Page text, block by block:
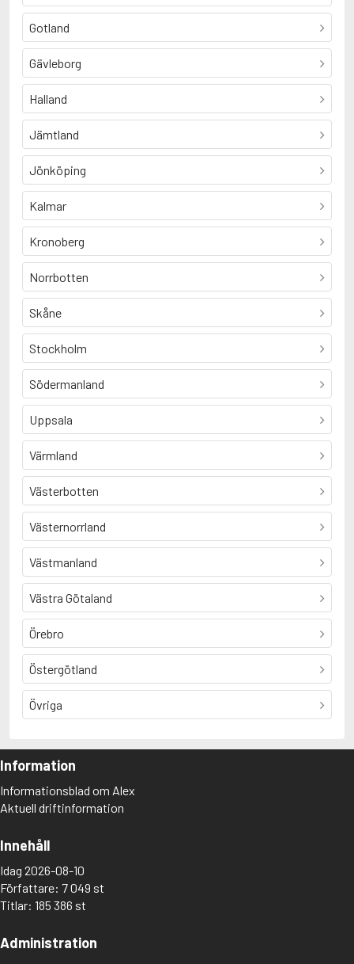
Gotland
Gävleborg
Halland
Jämtland
Jönköping
Kalmar
Kronoberg
Norrbotten
Skåne
Stockholm
Södermanland
Uppsala
Värmland
Västerbotten
Västernorrland
Västmanland
Västra Götaland
Örebro
Östergötland
Övriga
Information
Informationsblad om Alex
Aktuell driftinformation
Innehåll
Idag 2026-08-10
Författare: 7 049 st
Titlar: 185 386 st
Administration